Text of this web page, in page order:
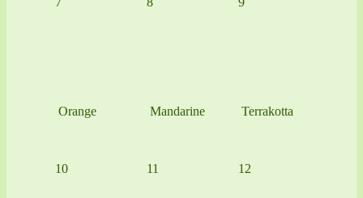
Orange Mandarine Terrakotta
10 11 12